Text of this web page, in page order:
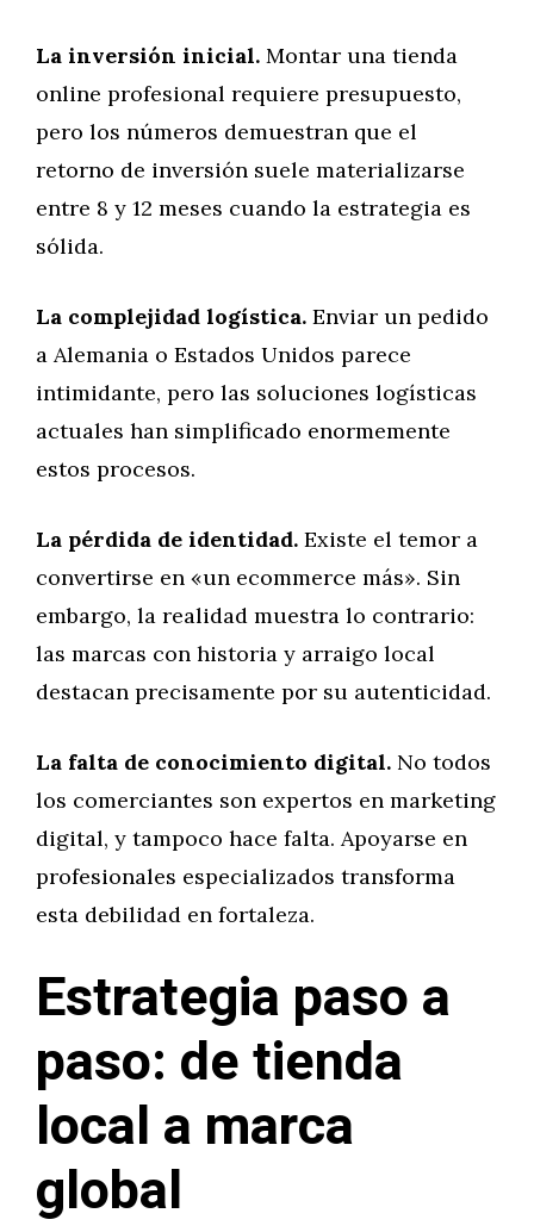
La inversión inicial. Montar una tienda
online profesional requiere presupuesto,
pero los números demuestran que el
retorno de inversión suele materializarse
entre 8 y 12 meses cuando la estrategia es
sólida.
La complejidad logística. Enviar un pedido
a Alemania o Estados Unidos parece
intimidante, pero las soluciones logísticas
actuales han simplificado enormemente
estos procesos.
La pérdida de identidad. Existe el temor a
convertirse en «un ecommerce más». Sin
embargo, la realidad muestra lo contrario:
las marcas con historia y arraigo local
destacan precisamente por su autenticidad.
La falta de conocimiento digital. No todos
los comerciantes son expertos en marketing
digital, y tampoco hace falta. Apoyarse en
profesionales especializados transforma
esta debilidad en fortaleza.
Estrategia paso a
paso: de tienda
local a marca
global